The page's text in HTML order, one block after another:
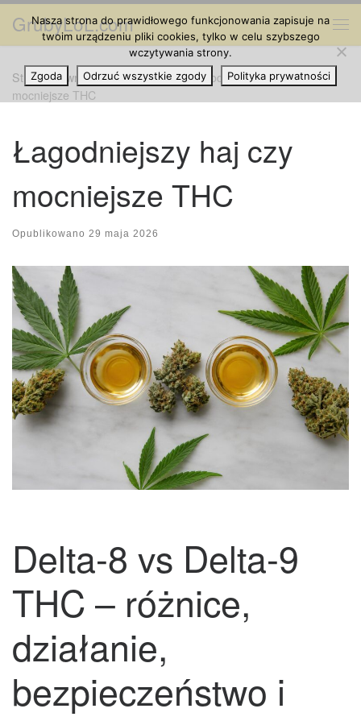
Przejdź do treści
GrubyLoL.com
Strona główna » Grube Artykuły » Łagodniejszy haj czy
mocniejsze THC
Łagodniejszy haj czy
mocniejsze THC
Opublikowano 29 maja 2026
Delta-8 vs Delta-9
THC – różnice,
działanie,
bezpieczeństwo i
Nasza strona do prawidłowego funkcjonowania zapisuje na
twoim urządzeniu pliki cookies, tylko w celu szybszego
wczytywania strony.
Zgoda
Odrzuć wszystkie zgody Polityka prywatności